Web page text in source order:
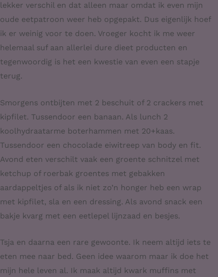
lekker verschil en dat alleen maar omdat ik even mijn
oude eetpatroon weer heb opgepakt. Dus eigenlijk hoef
ik er weinig voor te doen. Vroeger kocht ik me weer
helemaal suf aan allerlei dure dieet producten en
tegenwoordig is het een kwestie van even een stapje
terug.
Smorgens ontbijten met 2 beschuit of 2 crackers met
kipfilet. Tussendoor een banaan. Als lunch 2
koolhydraatarme boterhammen met 20+kaas.
Tussendoor een chocolade eiwitreep van body en fit.
Avond eten verschilt vaak een groente schnitzel met
ketchup of roerbak groentes met gebakken
aardappeltjes of als ik niet zo’n honger heb een wrap
met kipfilet, sla en een dressing. Als avond snack een
bakje kvarg met een eetlepel lijnzaad en besjes.
Tsja en daarna een rare gewoonte. Ik neem altijd iets te
eten mee naar bed. Geen idee waarom maar ik doe het
mijn hele leven al. Ik maak altijd kwark muffins met